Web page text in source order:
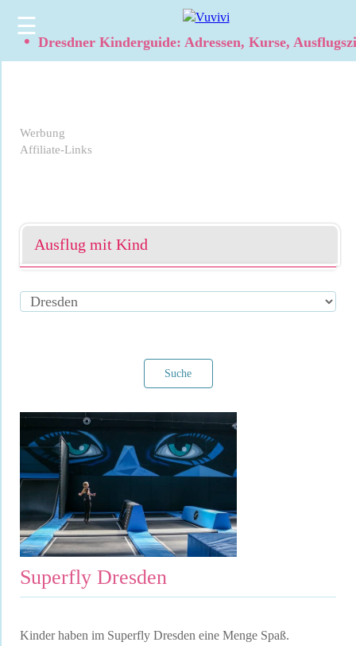
☰
• Dresdner Kinderguide: Adressen, Kurse,
Werbung
Affiliate-Links
Ausflug mit Kind
Suche
Filter verwerfen
Superfly Dresden
Kinder haben im Superfly Dresden eine Menge Spaß.